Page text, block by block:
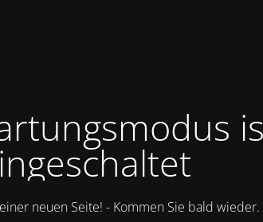
neuen Seite! - Kommen Sie bald wieder.